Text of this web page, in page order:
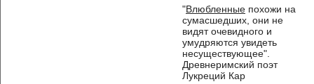
"Влюбленные похожи на
сумасшедших, они не
видят очевидного и
умудряются увидеть
несуществующее".
Древнеримский поэт
Лукреций Кар